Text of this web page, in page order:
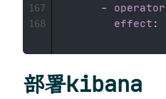
-
operator
effect :
167
168
部署kibana